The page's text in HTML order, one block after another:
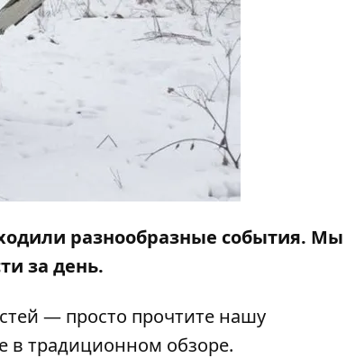
разнообразные события. Мы
за день.
— просто прочтите нашу
в традиционном обзоре.